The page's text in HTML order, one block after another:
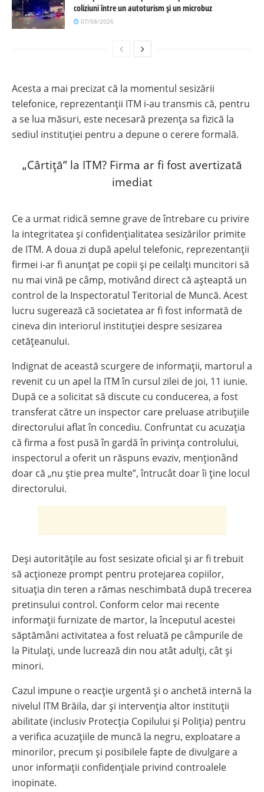
coliziuni între un autoturism și un microbuz
07/08/2026
Acesta a mai precizat că la momentul sesizării
telefonice, reprezentanții ITM i-au transmis că, pentru
a se lua măsuri, este necesară prezența sa fizică la
sediul instituției pentru a depune o cerere formală.
„Cârtiță” la ITM? Firma ar fi fost avertizată
imediat
Ce a urmat ridică semne grave de întrebare cu privire
la integritatea și confidențialitatea sesizărilor primite
de ITM. A doua zi după apelul telefonic, reprezentanții
firmei i-ar fi anunțat pe copii și pe ceilalți muncitori să
nu mai vină pe câmp, motivând direct că așteaptă un
control de la Inspectoratul Teritorial de Muncă. Acest
lucru sugerează că societatea ar fi fost informată de
cineva din interiorul instituției despre sesizarea
cetățeanului.
Indignat de această scurgere de informații, martorul a
revenit cu un apel la ITM în cursul zilei de joi, 11 iunie.
După ce a solicitat să discute cu conducerea, a fost
transferat către un inspector care preluase atribuțiile
directorului aflat în concediu. Confruntat cu acuzația
că firma a fost pusă în gardă în privința controlului,
inspectorul a oferit un răspuns evaziv, menționând
doar că „nu știe prea multe”, întrucât doar îi ține locul
directorului.
Deși autoritățile au fost sesizate oficial și ar fi trebuit
să acționeze prompt pentru protejarea copiilor,
situația din teren a rămas neschimbată după trecerea
pretinsului control. Conform celor mai recente
informații furnizate de martor, la începutul acestei
săptămâni activitatea a fost reluată pe câmpurile de
la Pitulați, unde lucrează din nou atât adulți, cât și
minori.
Cazul impune o reacție urgentă și o anchetă internă la
nivelul ITM Brăila, dar și intervenția altor instituții
abilitate (inclusiv Protecția Copilului și Poliția) pentru
a verifica acuzațiile de muncă la negru, exploatare a
minorilor, precum și posibilele fapte de divulgare a
unor informații confidențiale privind controalele
inopinate.